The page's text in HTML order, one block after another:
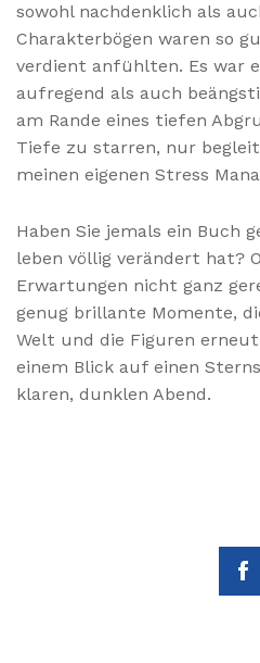
sowohl nachdenklich als
Charakterbögen waren so
verdient anfühlten. Es war
aufregend als auch
am Rande eines tiefen
Tiefe zu starren, nur
meinen eigenen Stress
Haben Sie jemals ein Buch
leben völlig verändert hat?
Erwartungen nicht ganz
genug brillante Momente,
Welt und die Figuren
einem Blick auf einen
klaren, dunklen Abend.